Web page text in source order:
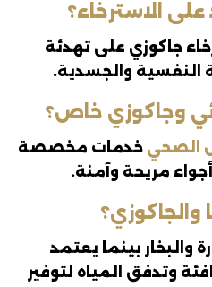
الاسترخاء؟
جاكوزي على تهدئة
النفسية والجسدية.
وجاكوزي خاص؟
الصحي خدمات مخصصة
مريحة وآمنة.
والجاكوزي؟
والبخار بينما يعتمد
وتدفق المياه لتوفير